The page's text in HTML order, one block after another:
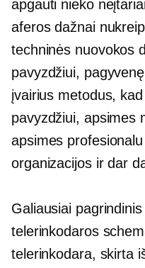
apgauti nieko
aferos dažnai
techninės nuovokos
pavyzdžiui,
įvairius metodus,
pavyzdžiui, apsimes
apsimes
organizacijos ir dar
Galiausiai
telerinkodaros
telerinkodara, skirta